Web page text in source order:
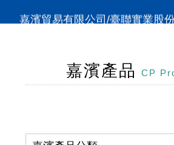
嘉濱產品 CP